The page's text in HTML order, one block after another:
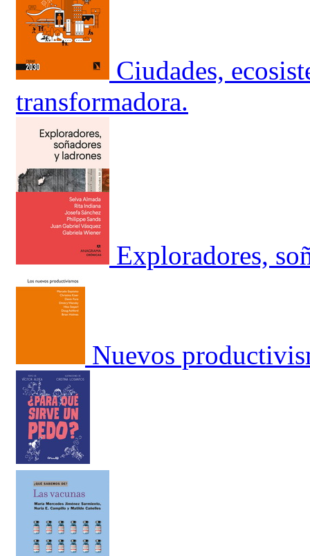
Ciudades,
transformadora.
Exploradores,
Nuevos